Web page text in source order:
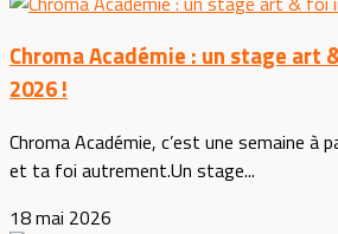
Chroma Académie : un stage art
2026 !
Chroma Académie, c’est une semaine à
et ta foi autrement.Un stage...
18 mai 2026